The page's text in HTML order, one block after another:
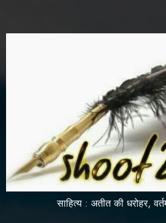
साहित्य : अतीत की धरोहर,